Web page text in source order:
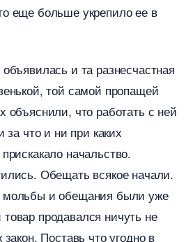
еще больше укрепило ее
и та разнесчастная
той самой пропащей
объяснили, что работать с ней
за что и ни при каких
начальство.
Обещать всякое начали.
и обещания были уже
продавался ничуть не
закон. Поставь что угодно